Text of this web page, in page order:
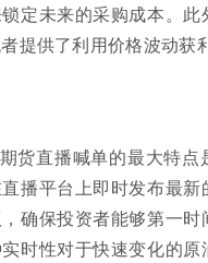
定未来的采购成本。此
提供了利用价格波动获
货直播喊单的最大特点
播平台上即时发布最新
确保投资者能够第一时
时性对于快速变化的原